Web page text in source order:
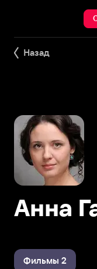
Назад
Анна
Фильмы 2